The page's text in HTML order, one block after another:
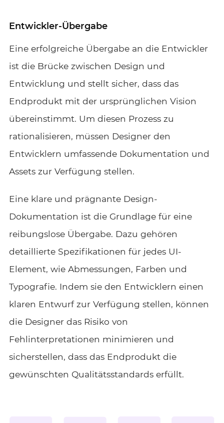
Entwickler-Übergabe
Eine erfolgreiche Übergabe an die Entwickler
ist die Brücke zwischen Design und
Entwicklung und stellt sicher, dass das
Endprodukt mit der ursprünglichen Vision
übereinstimmt. Um diesen Prozess zu
rationalisieren, müssen Designer den
Entwicklern umfassende Dokumentation und
Assets zur Verfügung stellen.
Eine klare und prägnante Design-
Dokumentation ist die Grundlage für eine
reibungslose Übergabe. Dazu gehören
detaillierte Spezifikationen für jedes UI-
Element, wie Abmessungen, Farben und
Typografie. Indem sie den Entwicklern einen
klaren Entwurf zur Verfügung stellen, können
die Designer das Risiko von
Fehlinterpretationen minimieren und
sicherstellen, dass das Endprodukt die
gewünschten Qualitätsstandards erfüllt.